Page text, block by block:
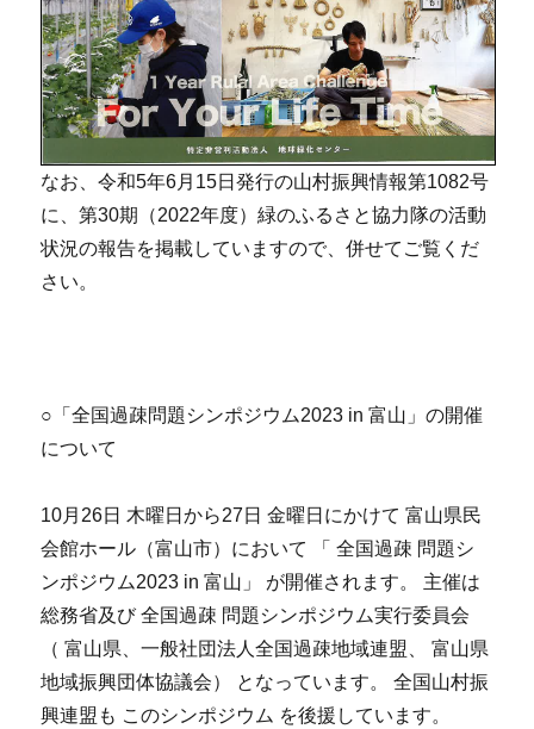
なお、令和5年6月15日発行の山村振興情報第1082号
に、第30期（2022年度）緑のふるさと協力隊の活動
状況の報告を掲載していますので、併せてご覧くだ
さい。
○「全国過疎問題シンポジウム2023 in 富山」の開催
について
10月26日 木曜日から27日 金曜日にかけて 富山県民
会館ホール（富山市）において 「 全国過疎 問題シ
ンポジウム2023 in 富山」 が開催されます。 主催は
総務省及び 全国過疎 問題シンポジウム実行委員会
（ 富山県、一般社団法人全国過疎地域連盟、 富山県
地域振興団体協議会） となっています。 全国山村振
興連盟も このシンポジウム を後援しています。